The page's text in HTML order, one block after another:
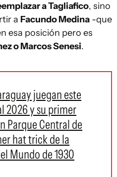
a Tagliafico, sino
a Facundo Medina -que
esa posición pero es
o Marcos Senesi.
juegan este
2026 y su primer
Parque Central de
hat trick de la
Mundo de 1930